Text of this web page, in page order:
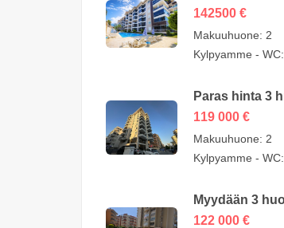
huoneen
142500 euroa
142500 €
Makuuhuone: 2
Kylpyamme - WC:
Paras hinta 3
edullinen
euroa
119 000 €
Makuuhuone: 2
Kylpyamme - WC:
Myydään 3
edullinen
122 000 €